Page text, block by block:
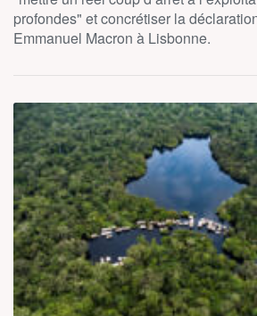
profondes" et concrétiser la
Emmanuel Macron à Lisbonne.